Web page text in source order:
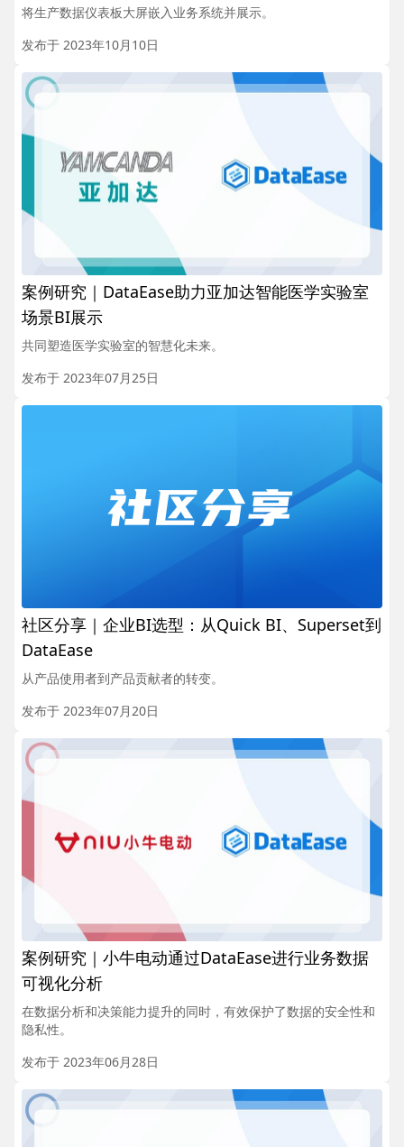
将生产数据仪表板大屏嵌入业务系统并展示。
发布于 2023年10月10日
案例研究｜DataEase助力亚加达智能医学实验室
场景BI展示
共同塑造医学实验室的智慧化未来。
发布于 2023年07月25日
社区分享｜企业BI选型：从Quick BI、Superset到
DataEase
从产品使用者到产品贡献者的转变。
发布于 2023年07月20日
案例研究｜小牛电动通过DataEase进行业务数据
可视化分析
在数据分析和决策能力提升的同时，有效保护了数据的安全性和
隐私性。
发布于 2023年06月28日